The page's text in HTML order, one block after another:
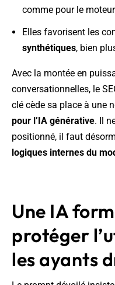
comme pour le
Elles favorisent les
synthétiques, bien
Avec la montée en
conversationnelles, le
clé cède sa place à une
pour l’IA générative. Il
positionné, il faut
logiques internes du
Une IA
protéger
les ayants